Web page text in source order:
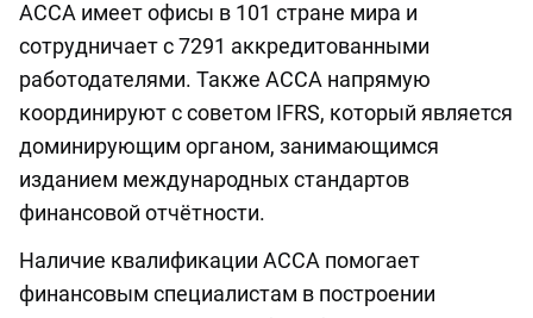
АССА имеет офисы в 101 стране мира и
сотрудничает с 7291 аккредитованными
работодателями. Также АССА напрямую
координируют с советом IFRS, который является
доминирующим органом, занимающимся
изданием международных стандартов
финансовой отчётности.
Наличие квалификации ACCA помогает
финансовым специалистам в построении